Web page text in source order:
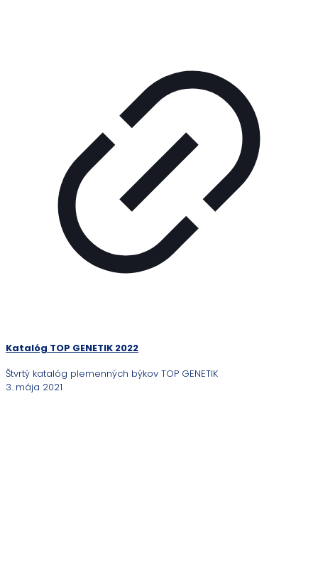
Katalóg TOP GENETIK 2022
Štvrtý katalóg plemenných býkov TOP GENETIK
3. mája 2021